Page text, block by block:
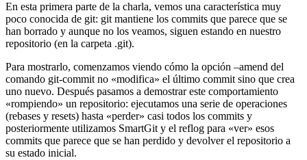
En esta primera parte de la charla, vemos una característica muy
poco conocida de git: git mantiene los commits que parece que se
han borrado y aunque no los veamos, siguen estando en nuestro
repositorio (en la carpeta .git).
Para mostrarlo, comenzamos viendo cómo la opción –amend del
comando git-commit no «modifica» el último commit sino que crea
uno nuevo. Después pasamos a demostrar este comportamiento
«rompiendo» un repositorio: ejecutamos una serie de operaciones
(rebases y resets) hasta «perder» casi todos los commits y
posteriormente utilizamos SmartGit y el reflog para «ver» esos
commits que parece que se han perdido y devolver el repositorio a
su estado inicial.